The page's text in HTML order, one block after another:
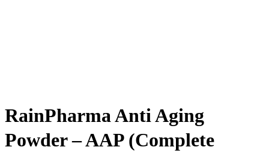
RainPharma Anti Aging
Powder – AAP (Complete